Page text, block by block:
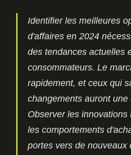
Identifier les meilleures
d'affaires en 2024
des tendances actuelles
consommateurs. Le
rapidement, et ceux qui
changements auront une
Observer les
les comportements
portes vers de nouveaux